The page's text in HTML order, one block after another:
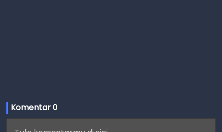
Komentar 0